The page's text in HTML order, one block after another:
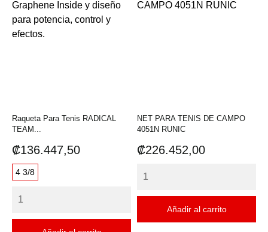
Raqueta Para Tenis RADICAL
TEAM...
Precio
₡136.447,50
4 3/8
NET PARA TENIS DE CAMPO
4051N RUNIC
Precio
₡226.452,00
Añadir al carrito